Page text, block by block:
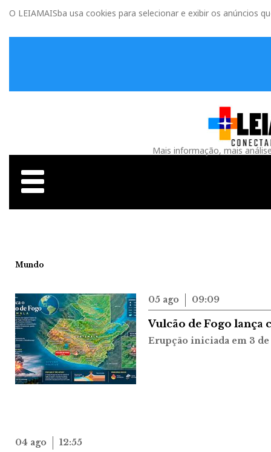
O LEIAMAISba usa cookies para selecionar e exibir os anúncios
Mais informação, mais
Mundo
05 ago 09:09
Vulcão de Fogo lança
Erupção iniciada em 3
04 ago 12:55